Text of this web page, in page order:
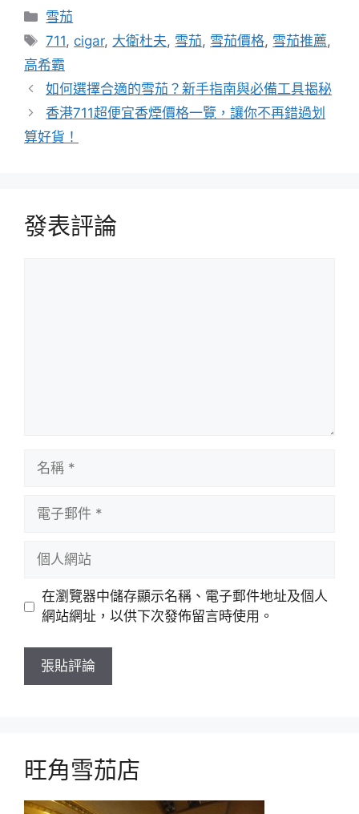
分
類
雪茄
標
籤
711, cigar, 大衛杜夫, 雪茄, 雪茄價格, 雪茄推薦,
高希霸
如何選擇合適的雪茄？新手指南與必備工具揭秘
香港711超便宜香煙價格一覽，讓你不再錯過划
算好貨！
發表評論
站
在瀏覽器中儲存顯示名稱、電子郵件地址及個人
網站網址，以供下次發佈留言時使用。
旺角雪茄店